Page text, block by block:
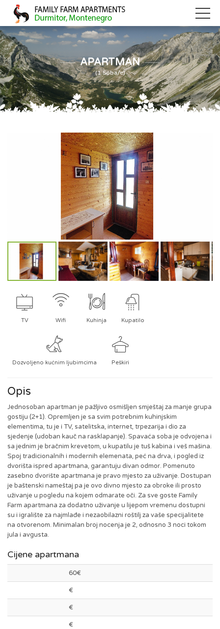
APARTMAN
(1 Soba/e)
TV Wifi Kuhinja Kupatilo
Dozvoljeno kućnim ljubimcima Peškiri
Opis
Jednosoban apartman je pažljivo osmišljen smještaj za manje grupa
gostiju (2+1). Opremljen je sa svim potrebnim kuhinjskim
elementima, tu je i TV, satelitska, internet, trpezarija i dio za
sjedenje (udoban kauč na rasklapanje). Spavaća soba je odvojena i
sa jednim je bračnim krevetom, u kupatilu je tuš kabina i veš mašina.
Spoj tradicionalnih i modernih elemenata, peć na drva, i pogled iz
dvorišta ispred apartmana, garantuju divan odmor. Pomenuto
zasebno dvorište apartmana je pravo mjesto za uživanje. Dostupan
je baštenski nameštaj pa je ovo divno mjesto za obroke ili prosto
uživanje u pogledu na kojem odmarate oči. Za sve goste Family
Farm apartmana za dodatno uživanje u lijepom vremenu dostupni
su i igralište za najmlađe i nezaobilazni roštilj za vaše specijalitete
na otvorenom. Minimalan broj nocenja je 2, odnosno 3 noci tokom
jula i avgusta.
Cijene apartmana
60€
€
€
€